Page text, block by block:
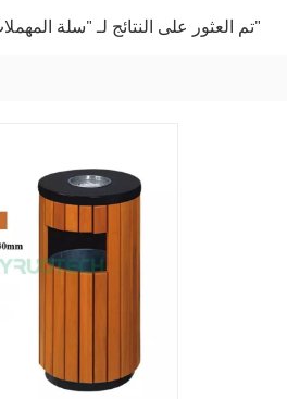
1 تم العثور على النتائج لـ "سلة المهملات في الحديقة"